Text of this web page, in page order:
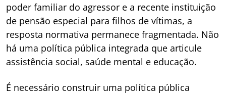
poder familiar do agressor e a recente instituição
de pensão especial para filhos de vítimas, a
resposta normativa permanece fragmentada. Não
há uma política pública integrada que articule
assistência social, saúde mental e educação.
É necessário construir uma política pública